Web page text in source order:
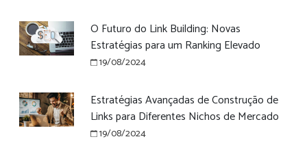
O Futuro do Link Building: Novas
Estratégias para um Ranking Elevado
19/08/2024
Estratégias Avançadas de Construção de
Links para Diferentes Nichos de Mercado
19/08/2024